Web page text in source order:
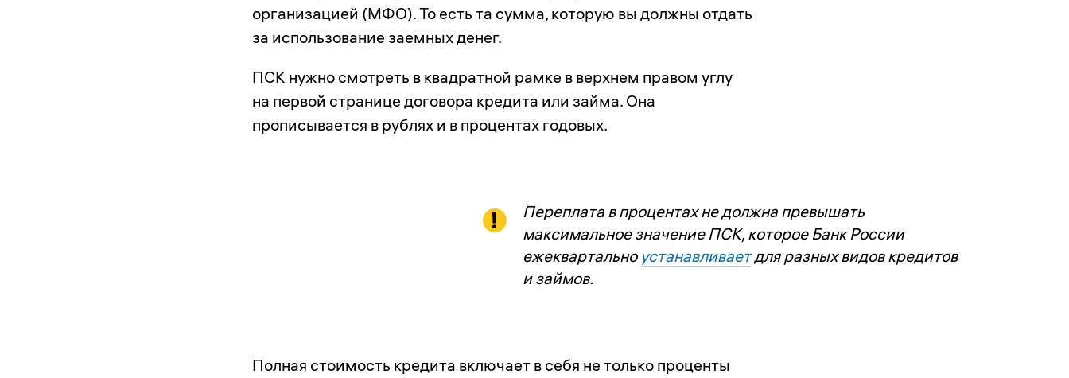
организацией (МФО). То есть та сумма, которую вы должны отдать
за использование заемных денег.
ПСК нужно смотреть в квадратной рамке в верхнем правом углу
на первой странице договора кредита или займа. Она
прописывается в рублях и в процентах годовых.
Переплата в процентах не должна превышать
максимальное значение ПСК, которое Банк России
ежеквартально устанавливаетдля разных видов кредитов
и займов.
Полная стоимость кредита включает в себя не только проценты